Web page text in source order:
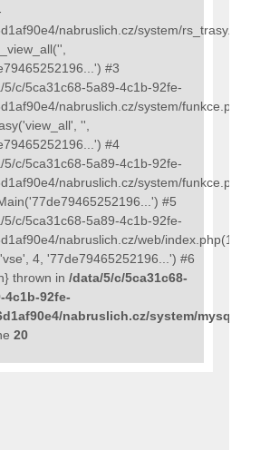
nabruslich.cz/system/
#3
5/c/5ca31c68-5a89-4c1b-92fe-
nabruslich.cz/system/
'',
#4
5/c/5ca31c68-5a89-4c1b-92fe-
nabruslich.cz/system/
#5
5/c/5ca31c68-5a89-4c1b-92fe-
nabruslich.cz/web/index.php(111):
4, '77de79465252196...') #6
thrown in /data/5/c/5ca31c68-
4c1b-92fe-
nabruslich.cz/system/
20